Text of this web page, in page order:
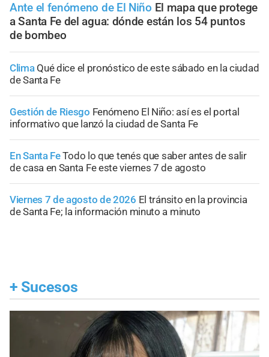
Ante el fenómeno de El Niño El mapa que protege
a Santa Fe del agua: dónde están los 54 puntos
de bombeo
Clima Qué dice el pronóstico de este sábado en la ciudad
de Santa Fe
Gestión de Riesgo Fenómeno El Niño: así es el portal
informativo que lanzó la ciudad de Santa Fe
En Santa FeTodo lo que tenés que saber antes de salir
de casa en Santa Fe este viernes 7 de agosto
Viernes 7 de agosto de 2026 El tránsito en la provincia
de Santa Fe; la información minuto a minuto
+ Sucesos